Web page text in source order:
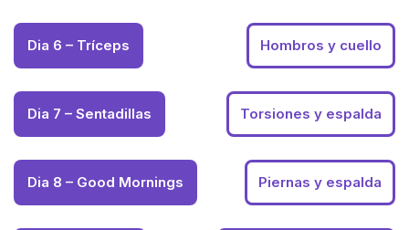
Dia 6 – Tríceps Hombros y cuello
Dia 7 – Sentadillas Torsiones y espalda
Dia 8 – Good Mornings Piernas y espalda